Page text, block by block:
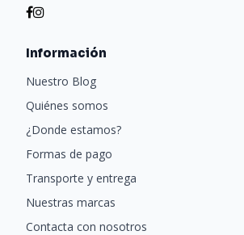
Información
Nuestro Blog
Quiénes somos
¿Donde estamos?
Formas de pago
Transporte y entrega
Nuestras marcas
Contacta con nosotros